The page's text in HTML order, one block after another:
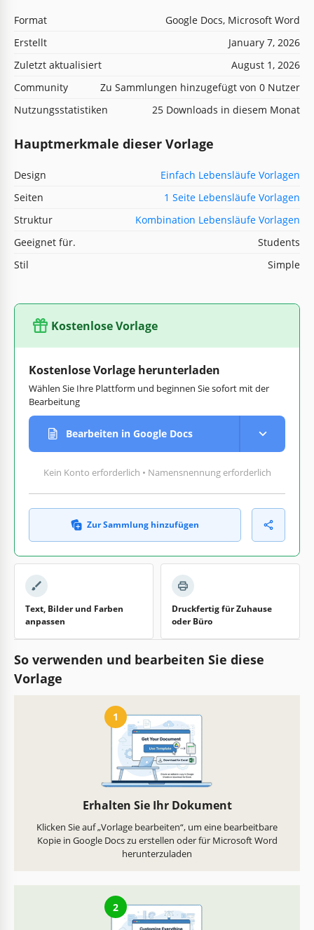
Format
Google Docs, Microsoft Word
Erstellt
January 7, 2026
Zuletzt aktualisiert
August 1, 2026
Community
Zu Sammlungen hinzugefügt von 0 Nutzer
Nutzungsstatistiken
25 Downloads in diesem Monat
Hauptmerkmale dieser Vorlage
Design
Einfach Lebensläufe Vorlagen
Seiten
1 Seite Lebensläufe Vorlagen
Struktur
Kombination Lebensläufe Vorlagen
Geeignet für.
Students
Stil
Simple
Kostenlose Vorlage
Kostenlose Vorlage herunterladen
Wählen Sie Ihre Plattform und beginnen Sie sofort mit der
Bearbeitung
Bearbeiten in Google Docs
Kein Konto erforderlich • Namensnennung erforderlich
Zur Sammlung hinzufügen
Text, Bilder und Farben
anpassen
Druckfertig für Zuhause
oder Büro
So verwenden und bearbeiten Sie diese
Vorlage
1
Erhalten Sie Ihr Dokument
Klicken Sie auf „Vorlage bearbeiten“, um eine bearbeitbare
Kopie in Google Docs zu erstellen oder für Microsoft Word
herunterzuladen
2